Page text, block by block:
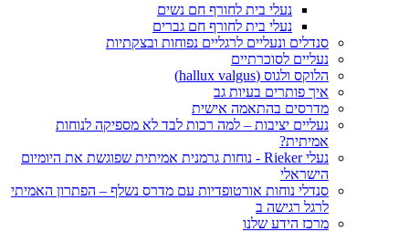
נעלי בית לחורף חם נשים
נעלי בית לחורף חם גברים
סנדלים ונעליים לרגליים נפוחות ובצקתיות
נעליים לסוכרתיים
הלוקס ולגוס (hallux valgus)
איך פותרים בעיות גב
מדרסים בהתאמה אישית
נעליים יציבות – למה רכות לבד לא מספיקה לנוחות
אמיתית?
נעלי Rieker - נוחות גרמנית אמיתית שפוגשת את היומיום
הישראלי
סנדלי נוחות אורטופדיות עם מדרס נשלף – הפתרון האמיתי
לרגל רגישה ב
מרכז הידע שלנו